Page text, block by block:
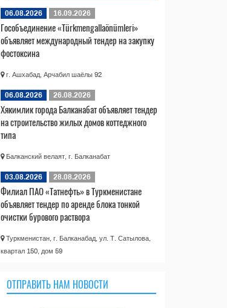
06.08.2026 16.09.2026
Гособъединение «Türkmengallaönümleri»
объявляет международный тендер на закупку
фостоксина
г. Ашхабад, Арчабил шаёлы 92
06.08.2026 26.08.2026
Хякимлик города Балканабат объявляет тендер
на строительство жилых домов коттеджного
типа
Балканский велаят, г. Балканабат
03.08.2026 28.08.2026
Филиал ПАО «Татнефть» в Туркменистане
объявляет тендер по аренде блока тонкой
очистки бурового раствора
Туркменистан, г. Балканабад, ул. Т. Сатылова,
квартал 150, дом 59
ОТПРАВИТЬ НАМ НОВОСТИ